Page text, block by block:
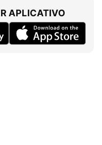
APLICATIVO